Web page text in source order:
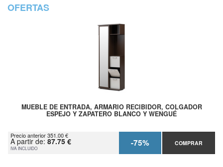
OFERTAS
MUEBLE DE ENTRADA, ARMARIO RECIBIDOR, COLGADOR
ESPEJO Y ZAPATERO BLANCO Y WENGUÉ
Precio anterior 351.00 €
A partir de: 87.75 €
IVA INCLUIDO -75% COMPRAR